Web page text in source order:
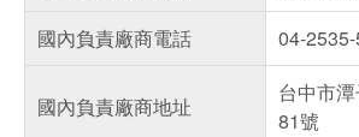
國內負責廠商電話
04-
國內負責廠商地址
台中市
81號